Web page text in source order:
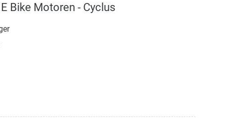
Bike Motoren - Cyclus